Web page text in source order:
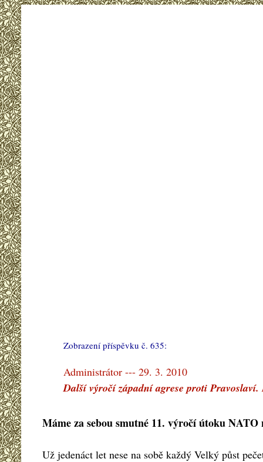
Zobrazení příspěvku č. 635:
Administrátor --- 29. 3. 2010
Další výročí západní agrese proti
Máme za sebou smutné 11. výročí útoku NATO
Už jedenáct let nese na sobě každý Velký půst